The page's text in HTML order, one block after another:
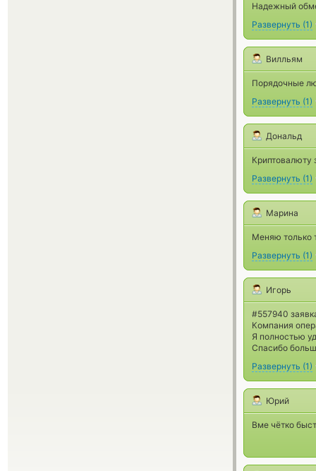
Надежный
Развернуть (1)
Вилльям
Порядочные
Развернуть (1)
Дональд
Криптовалюту
Развернуть (1)
Марина
Меняю только
Развернуть (1)
Игорь
#557940
Компания
Я полностью
Спасибо
Развернуть (1)
Юрий
Вме чётко